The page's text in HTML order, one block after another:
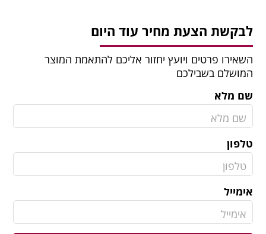
לבקשת הצעת מחיר עוד היום
השאירו פרטים ויועץ יחזור אליכם להתאמת המוצר
המושלם בשבילכם
שם מלא
טלפון
אימייל